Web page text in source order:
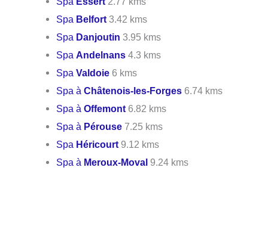
Spa Belfort 3.42 kms
Spa Danjoutin 3.95 kms
SpaAndelnans 4.3 kms
SpaValdoie 6 kms
Spa àChâtenois-les-Forges 6.74 kms
Spa àOffemont 6.82 kms
Spa à Pérouse 7.25 kms
Spa Héricourt 9.12 kms
Spa à Meroux-Moval 9.24 kms